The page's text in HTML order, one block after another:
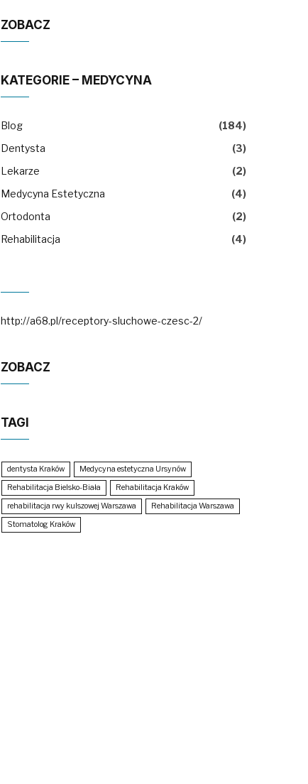
ZOBACZ
KATEGORIE – MEDYCYNA
Blog
(184)
Dentysta
(3)
Lekarze
(2)
Medycyna Estetyczna
(4)
Ortodonta
(2)
Rehabilitacja
(4)
http://a68.pl/receptory-sluchowe-czesc-2/
ZOBACZ
TAGI
dentysta Kraków
Medycyna estetyczna Ursynów
Rehabilitacja Bielsko-Biała
Rehabilitacja Kraków
rehabilitacja rwy kulszowej Warszawa
Rehabilitacja Warszawa
Stomatolog Kraków